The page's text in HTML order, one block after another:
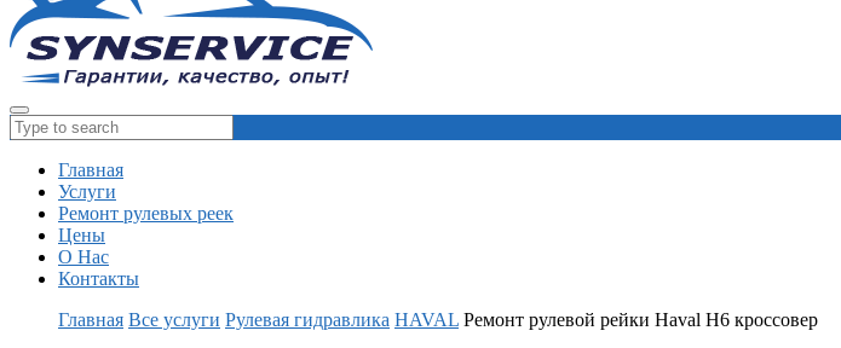
Главная
Услуги
Ремонт рулевых реек
Цены
О Нас
Контакты
Главная Все услуги Рулевая гидравлика HAVAL Ремонт рулевой рейки Haval H6 кроссовер